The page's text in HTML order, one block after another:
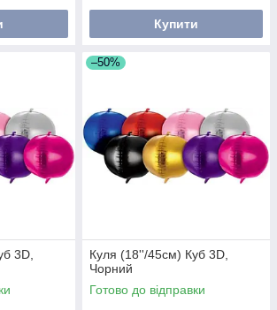
Купити
3D,
–50%
Куля (18''/45см) Куб 3D,
Чорний
Готово до відправки